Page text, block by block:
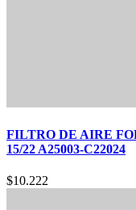
FILTRO DE AIRE
15/22 A25003-C22024
$10.222